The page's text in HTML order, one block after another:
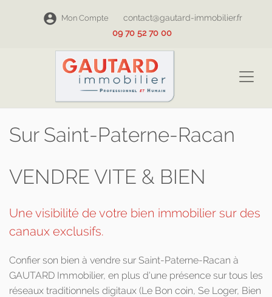
Mon Compte
contact@gautard-immobilier.fr
09 70 52 70 00
Sur Saint-Paterne-Racan
VENDRE VITE & BIEN
Une visibilité de votre bien immobilier sur des
canaux exclusifs.
Confier son bien à vendre sur Saint-Paterne-Racan à
GAUTARD Immobilier, en plus d'une présence sur tous les
réseaux traditionnels digitaux (Le Bon coin, Se Loger, Bien